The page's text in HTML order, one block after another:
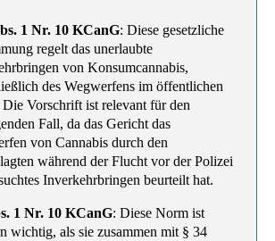
1 Nr. 10 KCanG: Diese gesetzliche
regelt das unerlaubte
von Konsumcannabis,
des Wegwerfens im öffentlichen
Vorschrift ist relevant für den
Fall, da das Gericht das
von Cannabis durch den
während der Flucht vor der Polizei
Inverkehrbringen beurteilt hat.
1 Nr. 10 KCanG: Diese Norm ist
wichtig, als sie zusammen mit § 34